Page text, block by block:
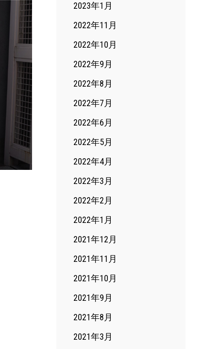
2023年1月
2022年11月
2022年10月
2022年9月
2022年8月
2022年7月
2022年6月
2022年5月
2022年4月
2022年3月
2022年2月
2022年1月
2021年12月
2021年11月
2021年10月
2021年9月
2021年8月
2021年3月